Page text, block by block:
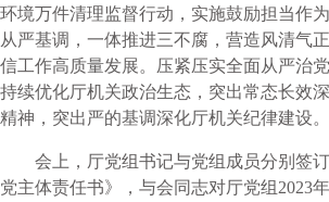
环境万件清理监督行动，实施鼓励担当作
从严基调，一体推进三不腐，营造风清气
信工作高质量发展。压紧压实全面从严治
持续优化厅机关政治生态，突出常态长效
精神，突出严的基调深化厅机关纪律建设。
会上，厅党组书记与党组成员分别签订
党主体责任书》，与会同志对厅党组2023